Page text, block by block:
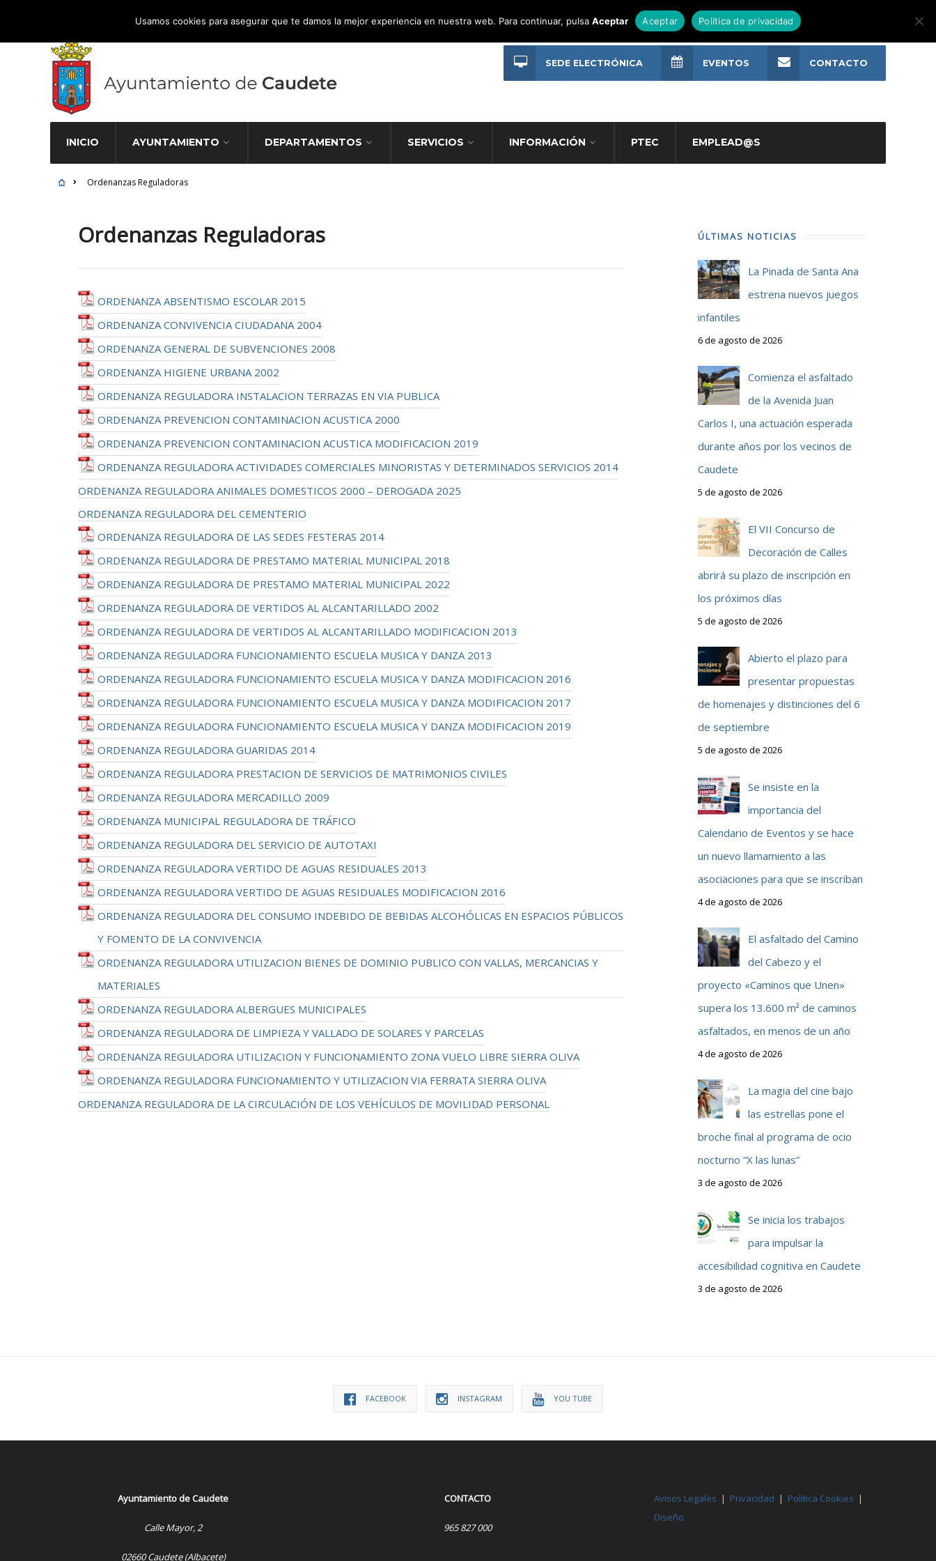
Atención Ciudadana 965 827 000
INICIO AYUNTAMIENTO DEPARTAMENTOS SERVICIOS INFORMACIÓN PTEC EMPLEAD@S
SEDE ELECTRÓNICA EVENTOS CONTACTO
Ordenanzas Reguladoras
Ordenanzas Reguladoras
ORDENANZA ABSENTISMO ESCOLAR 2015
ORDENANZA CONVIVENCIA CIUDADANA 2004
ORDENANZA GENERAL DE SUBVENCIONES 2008
ORDENANZA HIGIENE URBANA 2002
ORDENANZA REGULADORA INSTALACION TERRAZAS EN VIA PUBLICA
ORDENANZA PREVENCION CONTAMINACION ACUSTICA 2000
ORDENANZA PREVENCION CONTAMINACION ACUSTICA MODIFICACION 2019
ORDENANZA REGULADORA ACTIVIDADES COMERCIALES MINORISTAS Y DETERMINADOS SERVICIOS 2014
ORDENANZA REGULADORA ANIMALES DOMESTICOS 2000 – DEROGADA 2025
ORDENANZA REGULADORA DEL CEMENTERIO
ORDENANZA REGULADORA DE LAS SEDES FESTERAS 2014
ORDENANZA REGULADORA DE PRESTAMO MATERIAL MUNICIPAL 2018
ORDENANZA REGULADORA DE PRESTAMO MATERIAL MUNICIPAL 2022
ORDENANZA REGULADORA DE VERTIDOS AL ALCANTARILLADO 2002
ORDENANZA REGULADORA DE VERTIDOS AL ALCANTARILLADO MODIFICACION 2013
ORDENANZA REGULADORA FUNCIONAMIENTO ESCUELA MUSICA Y DANZA 2013
ORDENANZA REGULADORA FUNCIONAMIENTO ESCUELA MUSICA Y DANZA MODIFICACION 2016
ORDENANZA REGULADORA FUNCIONAMIENTO ESCUELA MUSICA Y DANZA MODIFICACION 2017
ORDENANZA REGULADORA FUNCIONAMIENTO ESCUELA MUSICA Y DANZA MODIFICACION 2019
ORDENANZA REGULADORA GUARIDAS 2014
ORDENANZA REGULADORA PRESTACION DE SERVICIOS DE MATRIMONIOS CIVILES
ORDENANZA REGULADORA MERCADILLO 2009
ORDENANZA MUNICIPAL REGULADORA DE TRÁFICO
ORDENANZA REGULADORA DEL SERVICIO DE AUTOTAXI
ORDENANZA REGULADORA VERTIDO DE AGUAS RESIDUALES 2013
ORDENANZA REGULADORA VERTIDO DE AGUAS RESIDUALES MODIFICACION 2016
ORDENANZA REGULADORA DEL CONSUMO INDEBIDO DE BEBIDAS ALCOHÓLICAS EN ESPACIOS PÚBLICOS
Y FOMENTO DE LA CONVIVENCIA
ORDENANZA REGULADORA UTILIZACION BIENES DE DOMINIO PUBLICO CON VALLAS, MERCANCIAS Y
MATERIALES
ORDENANZA REGULADORA ALBERGUES MUNICIPALES
ORDENANZA REGULADORA DE LIMPIEZA Y VALLADO DE SOLARES Y PARCELAS
ORDENANZA REGULADORA UTILIZACION Y FUNCIONAMIENTO ZONA VUELO LIBRE SIERRA OLIVA
ORDENANZA REGULADORA FUNCIONAMIENTO Y UTILIZACION VIA FERRATA SIERRA OLIVA
ORDENANZA REGULADORA DE LA CIRCULACIÓN DE LOS VEHÍCULOS DE MOVILIDAD PERSONAL
ÚLTIMAS NOTICIAS
La Pinada de Santa Ana
estrena nuevos juegos
infantiles
6 de agosto de 2026
Comienza el asfaltado
de la Avenida Juan
Carlos I, una actuación esperada
durante años por los vecinos de
Caudete
5 de agosto de 2026
El VII Concurso de
Decoración de Calles
abrirá su plazo de inscripción en
los próximos días
5 de agosto de 2026
Abierto el plazo para
presentar propuestas
de homenajes y distinciones del 6
de septiembre
5 de agosto de 2026
Se insiste en la
importancia del
Calendario de Eventos y se hace
un nuevo llamamiento a las
asociaciones para que se inscriban
4 de agosto de 2026
El asfaltado del Camino
del Cabezo y el
proyecto «Caminos que Unen»
supera los 13.600 m² de caminos
asfaltados, en menos de un año
4 de agosto de 2026
La magia del cine bajo
las estrellas pone el
broche final al programa de ocio
nocturno “X las lunas”
3 de agosto de 2026
Se inicia los trabajos
para impulsar la
accesibilidad cognitiva en Caudete
3 de agosto de 2026
FACEBOOK INSTAGRAM YOU TUBE
Ayuntamiento de Caudete
Calle Mayor, 2
02660 Caudete (Albacete)
CONTACTO
965 827 000
Avisos Legales | Privacidad | Política Cookies |
Diseño
Usamos cookies para asegurar que te damos la mejor experiencia en nuestra web. Para continuar, pulsaAceptar Aceptar Política de privacidad